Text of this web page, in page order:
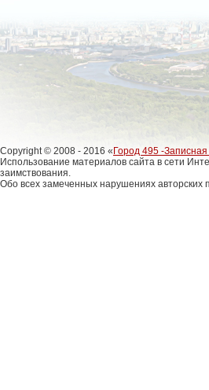
Copyright © 2008 - 2016 «Город 495 -Записная
Использование материалов сайта в сети
заимствования.
Обо всех замеченных нарушениях